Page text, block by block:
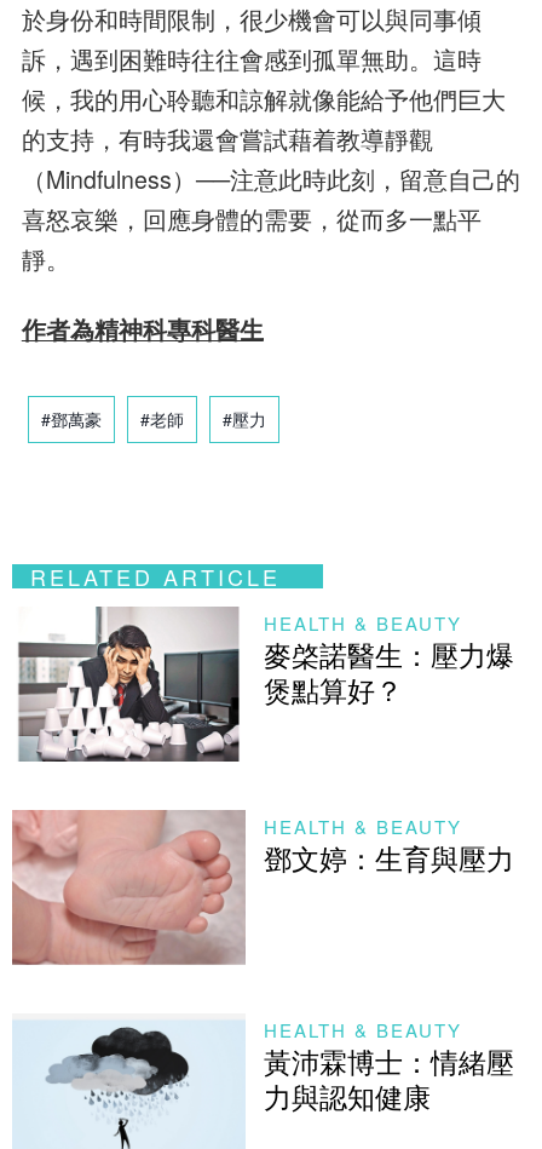
於身份和時間限制，很少機會可以與同事傾
訴，遇到困難時往往會感到孤單無助。這時
候，我的用心聆聽和諒解就像能給予他們巨大
的支持，有時我還會嘗試藉着教導靜觀
（Mindfulness）──注意此時此刻，留意自己的
喜怒哀樂，回應身體的需要，從而多一點平
靜。
作者為精神科專科醫生
#鄧萬豪 #老師 #壓力
RELATED ARTICLE
HEALTH & BEAUTY
麥棨諾醫生：壓力爆
煲點算好？
HEALTH & BEAUTY
鄧文婷：生育與壓力
HEALTH & BEAUTY
黃沛霖博士：情緒壓
力與認知健康